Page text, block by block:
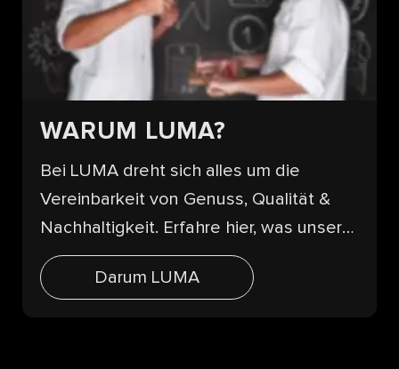
WARUM LUMA?
Bei LUMA dreht sich alles um die
Vereinbarkeit von Genuss, Qualität &
Nachhaltigkeit. Erfahre hier, was unsere
Produkte einzigartig macht.
Darum LUMA